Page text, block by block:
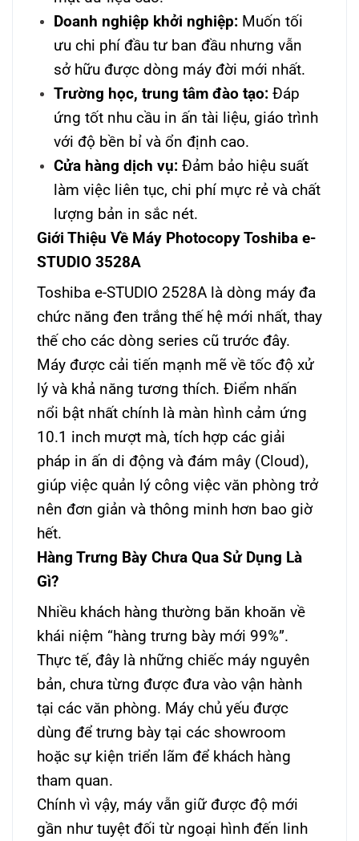
Doanh nghiệp khởi nghiệp:Muốn tối
ưu chi phí đầu tư ban đầu nhưng vẫn
sở hữu được dòng máy đời mới nhất.
Trường học, trung tâm đào tạo:Đáp
ứng tốt nhu cầu in ấn tài liệu, giáo trình
với độ bền bỉ và ổn định cao.
Cửa hàng dịch vụ:Đảm bảo hiệu suất
làm việc liên tục, chi phí mực rẻ và chất
lượng bản in sắc nét.
Giới Thiệu Về Máy Photocopy Toshiba e-
STUDIO 3528A
Toshiba e-STUDIO 2528A là dòng máy đa
chức năng đen trắng thế hệ mới nhất, thay
thế cho các dòng series cũ trước đây.
Máy được cải tiến mạnh mẽ về tốc độ xử
lý và khả năng tương thích. Điểm nhấn
nổi bật nhất chính là màn hình cảm ứng
10.1 inch mượt mà, tích hợp các giải
pháp in ấn di động và đám mây (Cloud),
giúp việc quản lý công việc văn phòng trở
nên đơn giản và thông minh hơn bao giờ
hết.
Hàng Trưng Bày Chưa Qua Sử Dụng Là
Gì?
Nhiều khách hàng thường băn khoăn về
khái niệm “hàng trưng bày mới 99%”.
Thực tế, đây là những chiếc máy nguyên
bản, chưa từng được đưa vào vận hành
tại các văn phòng. Máy chủ yếu được
dùng để trưng bày tại các showroom
hoặc sự kiện triển lãm để khách hàng
tham quan.
Chính vì vậy, máy vẫn giữ được độ mới
gần như tuyệt đối từ ngoại hình đến linh